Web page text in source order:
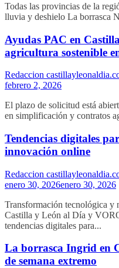
Todas las provincias de la
lluvia y deshielo La borrasca
Ayudas PAC en
agricultura sostenible
Redaccion
febrero 2, 2026
El plazo de solicitud está
en simplificación y contratos
Tendencias digitales
innovación online
Redaccion
enero 30, 2026enero 30, 2026
Transformación tecnológica y
Castilla y León al Día y
tendencias digitales para...
La borrasca Ingrid en
de semana extremo